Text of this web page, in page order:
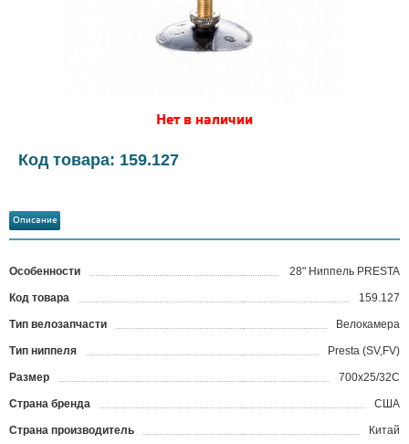
Нет в наличии
Код товара: 159.127
Описание
Особенности 28" Ниппель PRESTA
Код товара 159.127
Тип велозапчасти Велокамера
Тип ниппеля Presta (SV,FV)
Размер 700x25/32С
Страна бренда США
Страна производитель Китай